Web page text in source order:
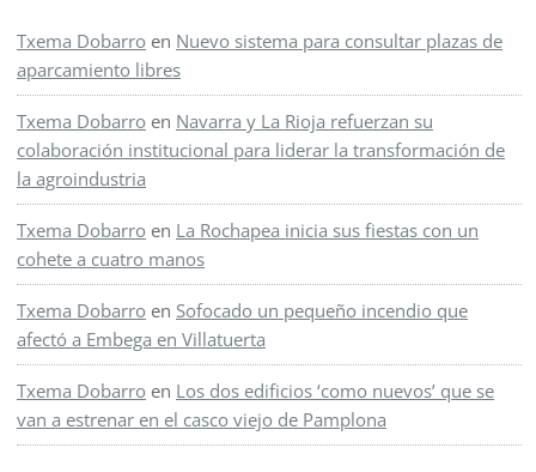
Txema Dobarro en Nuevo sistema para consultar plazas de
aparcamiento libres
Txema Dobarro en Navarra y La Rioja refuerzan su
colaboración institucional para liderar la transformación de
la agroindustria
Txema Dobarro en La Rochapea inicia sus fiestas con un
cohete a cuatro manos
Txema Dobarro en Sofocado un pequeño incendio que
afectó a Embega en Villatuerta
Txema Dobarro en Los dos edificios ‘como nuevos’ que se
van a estrenar en el casco viejo de Pamplona